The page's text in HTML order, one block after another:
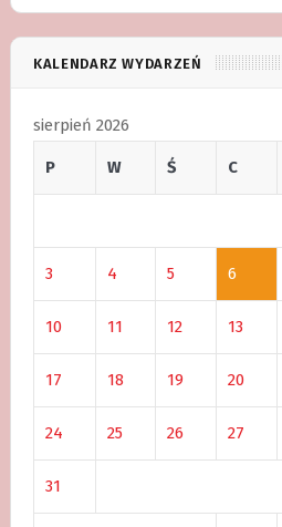
KALENDARZ WYDARZEŃ
sierpień 2026
P W Ś C
3 4 5 6
10 11 12 13
17 18 19 20
24 25 26 27
31